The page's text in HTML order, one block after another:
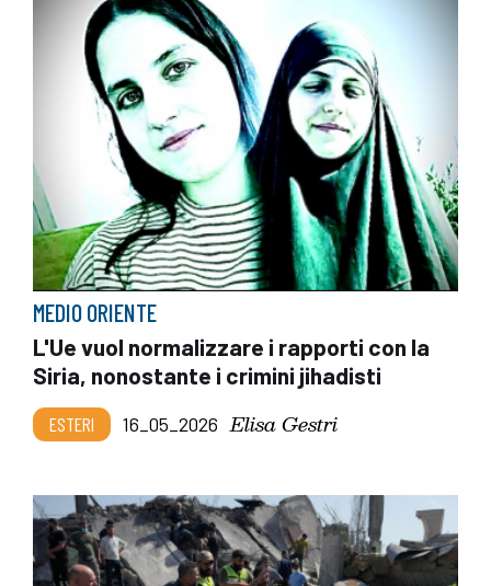
MEDIO ORIENTE
L'Ue vuol normalizzare i rapporti con la
Siria, nonostante i crimini jihadisti
ESTERI 16_05_2026 Elisa Gestri